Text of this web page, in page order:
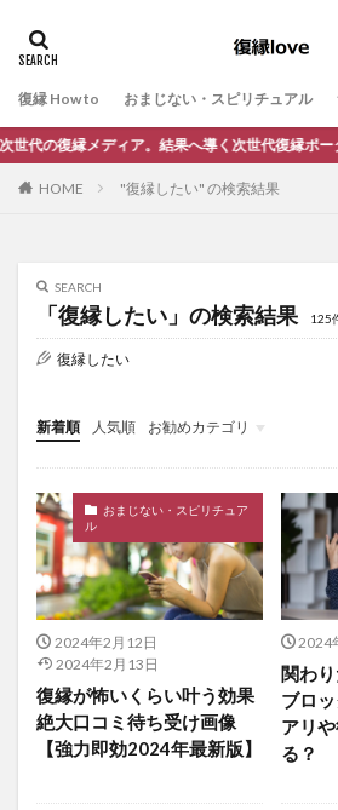
復縁 How to おまじない・スピリチュアル
ィア。結果へ導く次世代復縁ポータルサイト
HOME "復縁したい" の検索結果
SEARCH
「復縁したい」の検索結果 125
復縁したい
新着順 人気順 お勧めカテゴリ
未分類
おまじない・スピリチュア
ル
2024年2月12日
2024年2月13日
復縁が怖いくらい叶う効果
絶大口コミ待ち受け画像
【強力即効2024年最新版】
2024
関わ
ブロ
アリ
る？